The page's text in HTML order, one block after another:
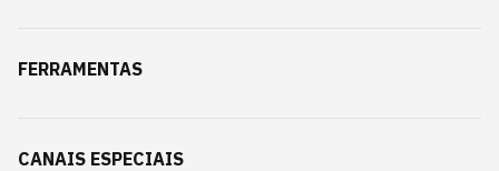
FERRAMENTAS
CANAIS ESPECIAIS